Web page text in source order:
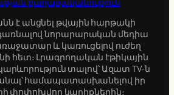
է անցնել թվային հարթակի
նորարարական մեդիա
և կառուցելով ուժեղ
հետ։ Լրագրողական էթիկային
տալով՝ Ազատ TV-ն
համապատասխանելով իր
փոփոխվող կարիքներին։